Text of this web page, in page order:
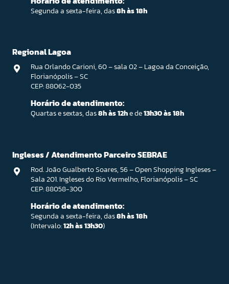
Segunda a sexta-feira, das8h às 18h
Regional Lagoa
Rua Orlando Carioni, 60 – sala 02 – Lagoa da Conceição,
Florianópolis – SC
CEP: 88062-035
Horário de atendimento:
Quartas e sextas, das8h às 12he de13h30 às 18h
Ingleses / Atendimento Parceiro SEBRAE
Rod. João Gualberto Soares, 56 – Open Shopping Ingleses –
Sala 201. Ingleses do Rio Vermelho, Florianópolis – SC
CEP: 88058-300
Horário de atendimento:
Segunda a sexta-feira, das8h às 18h
(Intervalo:12h às 13h30)